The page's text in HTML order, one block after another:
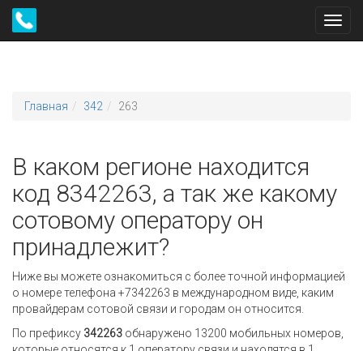
Главная 342 263
В каком регионе находится
код 8342263, а так же какому
сотовому оператору он
принадлежит?
Ниже вы можете ознакомиться с более точной информацией
о номере телефона +7342263 в международном виде, каким
провайдерам сотовой связи и городам он относится.
По префиксу 342263 обнаружено 13200 мобильных номеров,